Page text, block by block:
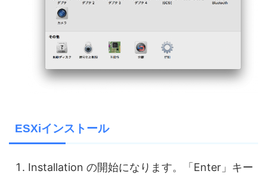
ESXiインストール
Installation の開始になります。「Enter」キー